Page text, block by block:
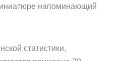
напоминающий
статистики,